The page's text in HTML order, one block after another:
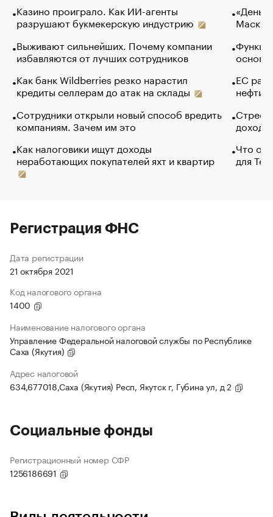
Казино проиграло. Как ИИ-агенты
разрушают букмекерскую индустрию
Выживают сильнейших. Почему компании
избавляются от лучших сотрудников
Как банк Wildberries резко нарастил
кредиты селлерам до атак на склады
Сотрудники открыли новый способ вредить
компаниям. Зачем им это
Как налоговики ищут доходы
неработающих покупателей яхт и квартир
Маск в
основ
ЕС
нефти
Что
для
Регистрация ФНС
Дата регистрации
21 октября 2021
Код налогового органа
1400
Наименование налогового органа
Управление Федеральной налоговой службы по Республике
Саха (Якутия)
Адрес налоговой
634,677018,Саха (Якутия) Респ, Якутск г, Губина ул, д 2
Социальные фонды
Регистрационный номер СФР
1256186691